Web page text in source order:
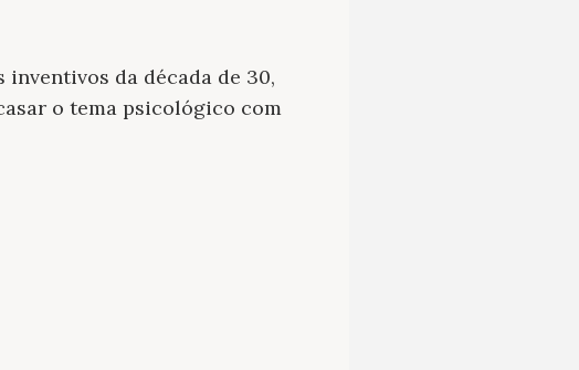
da década de 30,
o tema psicológico com